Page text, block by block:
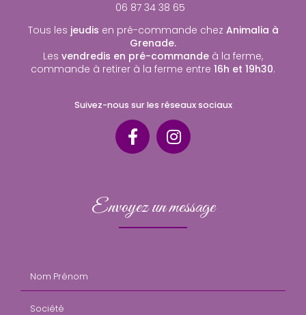
06 87 34 38 65
Tous les jeudis en pré-commande chez Animalia à
Grenade.
Les vendredis en pré-commande à la ferme,
commande à retirer à la ferme entre 16h et 19h30.
Suivez-nous sur les réseaux sociaux
Envoyez un message